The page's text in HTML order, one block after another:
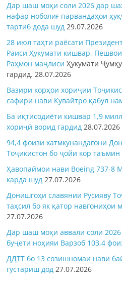
Дар шаш моҳи соли 2026 дар
нафар ноболиғ парвандаҳои
тартиб дода шуд 29.07.2026
28 июл таҳти раёсати
Раиси Ҳукумати кишвар,
Раҳмон маҷлисиҲукумати
гардид.28.07.2026
Вазири корҳои хориҷии
сафири нави Кувайтро қабул
Ба иқтисодиёти кишвар 1,9
хориҷӣ ворид гардид 28.07.2026
94,4 фоизи хатмкунандагони
Тоҷикистон бо ҷойи кор
Ҳавопаймои нави Boeing 737-8
карда шуд 27.07.2026
Донишгоҳи славянии Русияву
таҳсил бо як қатор навгониҳои
27.07.2026
Дар шаш моҳи аввали соли
буҷети ноҳияи Варзоб 103,4
ДДТТ бо 13 созишномаи нави
густариш дод 27.07.2026